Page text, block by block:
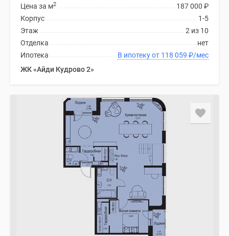
187 000 ₽
Цена за м2
1-5
Корпус
2 из 10
Этаж
нет
Отделка
В ипотеку от 118 059 ₽/мес
Ипотека
ЖК «Айди Кудрово 2»